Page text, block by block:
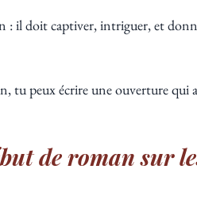
: il doit captiver, intriguer, et
tu peux écrire une ouverture qui
de roman sur